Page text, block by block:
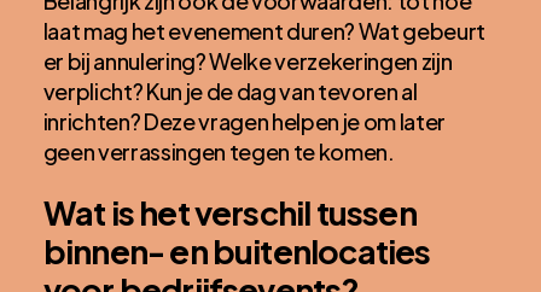
laat mag het evenement duren? Wat gebeurt
er bij annulering? Welke verzekeringen zijn
verplicht? Kun je de dag van tevoren al
inrichten? Deze vragen helpen je om later
geen verrassingen tegen te komen.
Wat is het verschil tussen
binnen- en buitenlocaties